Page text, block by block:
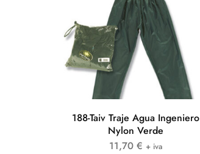
188-Taiv Traje Agua Ingeniero
Nylon Verde
11,70 € + iva